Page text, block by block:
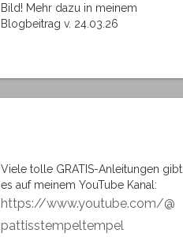
Bild! Mehr dazu in meinem
Blogbeitrag v. 24.03.26
Viele tolle GRATIS-Anleitungen gibt
es auf meinem YouTube Kanal:
https://www.youtube.com/@
pattisstempeltempel